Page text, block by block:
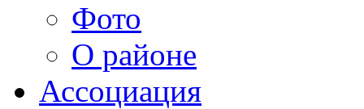
Фото
О районе
Ассоциация